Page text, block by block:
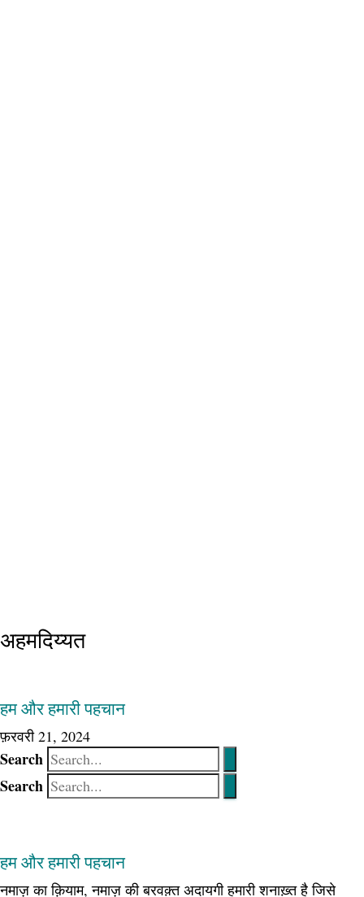
अहमदिय्यत
हम और हमारी पहचान
फ़रवरी 21, 2024
Search
Search
हम और हमारी पहचान
नमाज़ का क़ियाम, नमाज़ की बरवक़्त अदायगी हमारी शनाख़्त है जिसे